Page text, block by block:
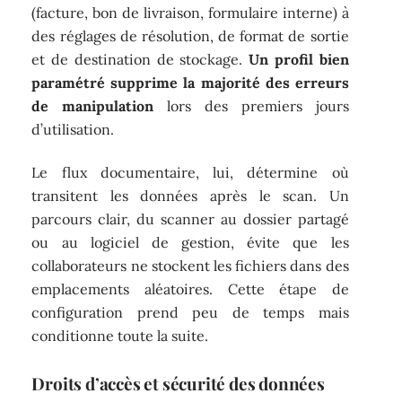
(facture, bon de livraison, formulaire interne) à
des réglages de résolution, de format de sortie
et de destination de stockage.Un profil bien
paramétré supprime la majorité des erreurs
de manipulation lors des premiers jours
d’utilisation.
Le flux documentaire, lui, détermine où
transitent les données après le scan. Un
parcours clair, du scanner au dossier partagé
ou au logiciel de gestion, évite que les
collaborateurs ne stockent les fichiers dans des
emplacements aléatoires. Cette étape de
configuration prend peu de temps mais
conditionne toute la suite.
Droits d’accès et sécurité des données